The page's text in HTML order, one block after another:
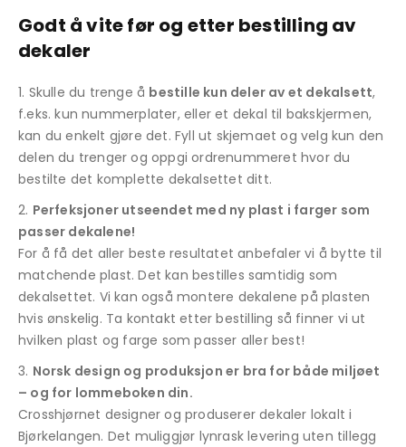
Godt å vite før og etter bestilling av
dekaler
Skulle du trenge å bestille kun deler av et dekalsett,
f.eks. kun nummerplater, eller et dekal til bakskjermen,
kan du enkelt gjøre det. Fyll ut skjemaet og velg kun den
delen du trenger og oppgi ordrenummeret hvor du
bestilte det komplette dekalsettet ditt.
Perfeksjoner utseendet med ny plast i farger som
passer dekalene!
For å få det aller beste resultatet anbefaler vi å bytte til
matchende plast. Det kan bestilles samtidig som
dekalsettet. Vi kan også montere dekalene på plasten
hvis ønskelig. Ta kontakt etter bestilling så finner vi ut
hvilken plast og farge som passer aller best!
Norsk design og produksjon er bra for både miljøet
– og for lommeboken din.
Crosshjørnet designer og produserer dekaler lokalt i
Bjørkelangen. Det muliggjør lynrask levering uten tillegg